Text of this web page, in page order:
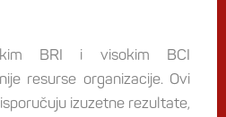
BRI i visokim BCI
resurse organizacije. Ovi
izuzetne rezultate,